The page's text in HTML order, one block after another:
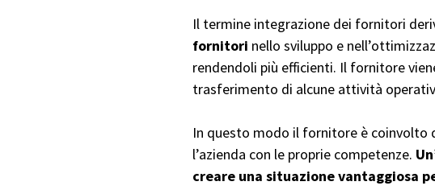
Il termine integrazione dei fornitori
fornitori nello sviluppo e
rendendoli più efficienti. Il fornitore
trasferimento di alcune attività
In questo modo il fornitore è coinvolto
l’azienda con le proprie competenze.
creare una situazione vantaggiosa